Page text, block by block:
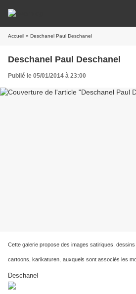
Accueil » Deschanel Paul Deschanel
Deschanel Paul Deschanel
Publié le 05/01/2014 à 23:00
Cette galerie propose des images satiriques,
cartoons, karikaturen, auxquels sont associés les
Deschanel